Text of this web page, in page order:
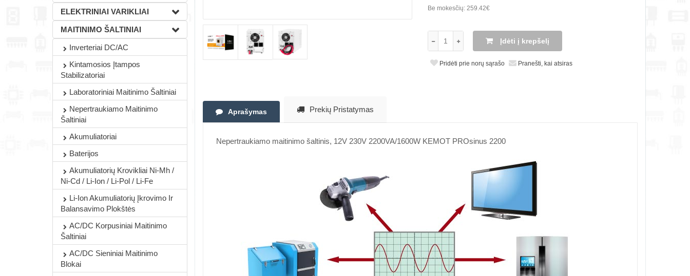
ELEKTRINIAI VARIKLIAI
MAITINIMO ŠALTINIAI
Inverteriai DC/AC
Kintamosios Įtampos
Stabilizatoriai
Laboratoriniai Maitinimo Šaltiniai
Nepertraukiamo Maitinimo
Šaltiniai
Akumuliatoriai
Baterijos
Akumuliatorių Krovikliai Ni-Mh /
Ni-Cd / Li-Ion / Li-Pol / Li-Fe
Li-Ion Akumuliatorių Įkrovimo Ir
Balansavimo Plokštės
AC/DC Korpusiniai Maitinimo
Šaltiniai
AC/DC Sieniniai Maitinimo
Blokai
Be mokesčių:259.42€
Įdėti į krepšelį
Pridėti prie norų sąrašo Pranešti, kai atsiras
Aprašymas Prekių Pristatymas
Nepertraukiamo maitinimo šaltinis, 12V 230V 2200VA/1600W KEMOT PROsinus 2200